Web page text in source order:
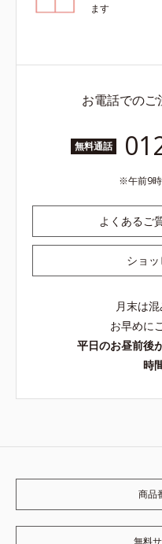
ます
お電話での
無料通話
午前9
よくあるご
ショ
月末は
お早めに
平日のお昼前後
時
商品